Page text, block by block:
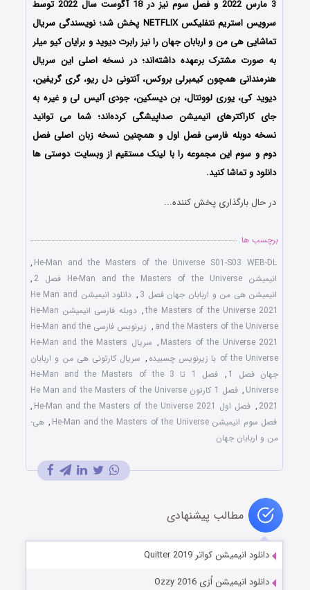
3 مارس 2022 و فصل سوم نیز در 18 آگوست سال 2022 توسط
سرویس استریم نتفلیکس NETFLIX پخش شد؛ نویسندگی سریال
تماشایی هی من و اربابان جهان را نیز رابرت دیوید و برایان کیو میلر
به صورت مشترک برعهده داشته‌اند؛ در نسخه اصلی این سریال
هنرمندانی همچون کیمبرلی بروکس، آنتونی دل ریو، گری گریفین،
دیوید کی، یوری لوونتال، بن دیسکین، جودی آلیس لی و غیره به
جای کاراکترهای انیمیشن صداپیشگی کرده‌اند؛ شما می توانید
نسخه دوبله فارسی فصل اول و همچنین نسخه زبان اصلی فصل
دوم و سوم این مجموعه را با لینک مستقیم از وبسایت دوستی ها
دانلود و تماشا کنید.
در حال بارگذاری پخش کننده...
برچسب ها
He-Man and the Masters of the Universe S01-S03 WEB-DL
,
انیمیشن He-Man and the Masters of the Universe فصل 2
,
انیمیشن هی من و اربابان جهان فصل 3
,
دانلود انیمیشن He Man and
the Masters of the Universe 2021
,
دوبله فارسی انیمیشن He-Man
and the Masters of the Universe
,
زیرنویس فارسی He-Man and the
Masters of the Universe 2021
,
سریال He-Man and the Masters
of the Universe با زیرنویس چسبیده
, سریال کارتونی هی من و اربابان
جهان فصل 1
,
فصل 1 تا 3 He-Man and the Masters of the
Universe
,
فصل 1 کارتون He Man and the Masters of the Universe
2021
, فصل اول He-Man and the Masters of the Universe 2021
,
فصل سوم انیمیشن He-Man and the Masters of the Universe
, هی-
من و اربابان جهان
مطالب پیشنهادی
دانلود انیمیشن کواتر Quitter 2019
دانلود انیمیشن اُزی Ozzy 2016